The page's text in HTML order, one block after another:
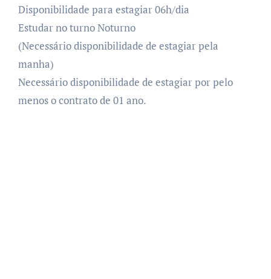
Disponibilidade para estagiar 06h/dia
Estudar no turno Noturno
(Necessário disponibilidade de estagiar pela
manha)
Necessário disponibilidade de estagiar por pelo
menos o contrato de 01 ano.